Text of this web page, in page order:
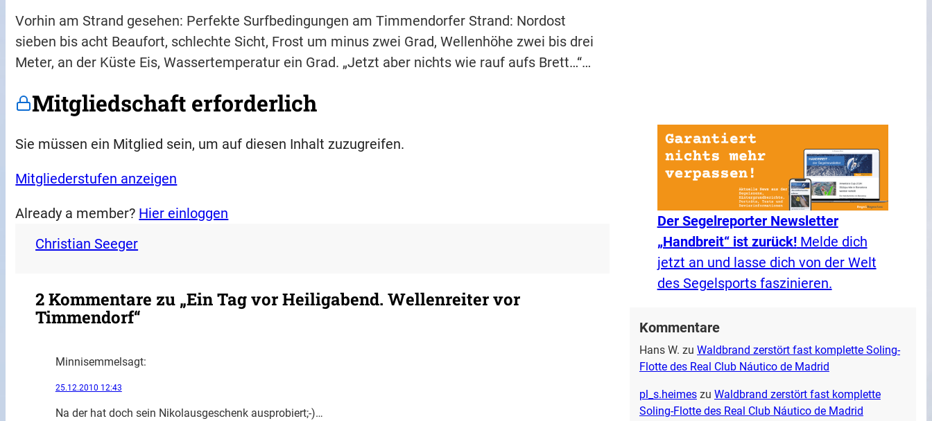
Vorhin am Strand gesehen: Perfekte Surfbedingungen am Timmendorfer Strand: Nordost
sieben bis acht Beaufort, schlechte Sicht, Frost um minus zwei Grad, Wellenhöhe zwei bis drei
Meter, an der Küste Eis, Wassertemperatur ein Grad. „Jetzt aber nichts wie rauf aufs Brett…“…
Mitgliedschaft erforderlich
Sie müssen ein Mitglied sein, um auf diesen Inhalt zuzugreifen.
Mitgliederstufen anzeigen
Already a member? Hier einloggen
Christian Seeger
2 Kommentare zu „Ein Tag vor Heiligabend. Wellenreiter vor
Timmendorf“
Minnisemmel sagt:
25.12.2010 12:43
Na der hat doch sein Nikolausgeschenk ausprobiert;-)…
Der Segelreporter Newsletter
„Handbreit“ ist zurück!Melde dich
jetzt an und lasse dich von der Welt
des Segelsports faszinieren.
Kommentare
Hans W. zu Waldbrand zerstört fast komplette Soling-
Flotte des Real Club Náutico de Madrid
pl_s.heimeszu Waldbrand zerstört fast komplette
Soling-Flotte des Real Club Náutico de Madrid